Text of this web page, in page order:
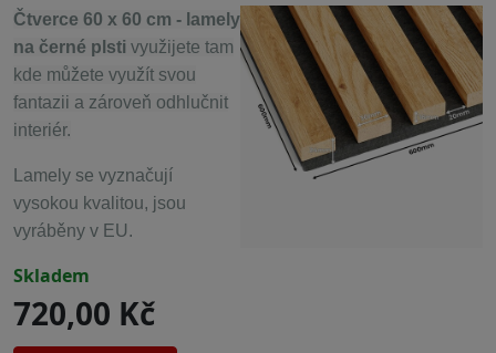
Čtverce 60 x 60 cm - lamely
na černé plsti využijete tam
kde můžete využít svou
fantazii a zároveň odhlučnit
interiér.
Lamely se vyznačují
vysokou kvalitou, jsou
vyráběny v EU.
skladem
720,00 Kč